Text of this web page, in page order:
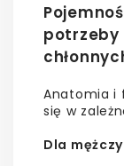
potrzeby
Anatomia i
się w
Dla